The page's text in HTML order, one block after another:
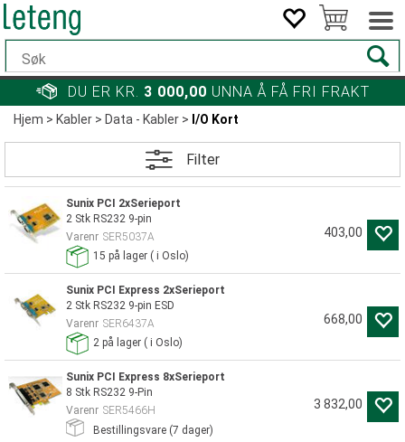
DU ER KR. 3 000,00 UNNA Å FÅ FRI FRAKT
Hjem>Kabler>Data - Kabler> I/O Kort
Filter
Sunix PCI 2xSerieport
2 Stk RS232 9-pin
Varenr SER5037A
15 på lager ( i Oslo)
403,00
Sunix PCI Express 2xSerieport
2 Stk RS232 9-pin ESD
Varenr SER6437A
2 på lager ( i Oslo)
668,00
Sunix PCI Express 8xSerieport
8 Stk RS232 9-Pin
Varenr SER5466H
Bestillingsvare (7 dager)
3 832,00